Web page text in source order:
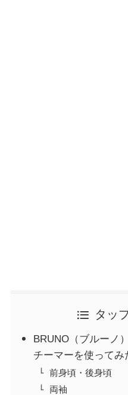
タッ
BRUNO（ブルーノ
チーマーを使ってみ
前身頃・後身頃
両袖